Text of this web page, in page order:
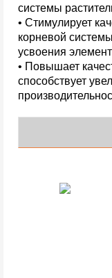
системы
• Стимулирует
корневой
усвоения
• Повышает
способствует